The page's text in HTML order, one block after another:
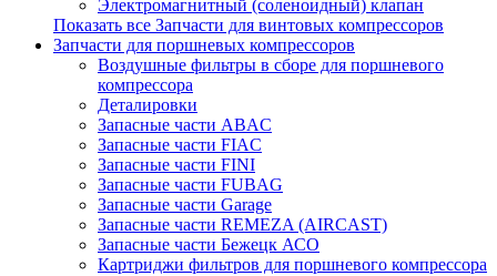
Электромагнитный (соленоидный) клапан
Показать все Запчасти для винтовых компрессоров
Запчасти для поршневых компрессоров
Воздушные фильтры в сборе для поршневого
компрессора
Деталировки
Запасные части ABAC
Запасные части FIAC
Запасные части FINI
Запасные части FUBAG
Запасные части Garage
Запасные части REMEZA (AIRCAST)
Запасные части Бежецк АСО
Картриджи фильтров для поршневого компрессора